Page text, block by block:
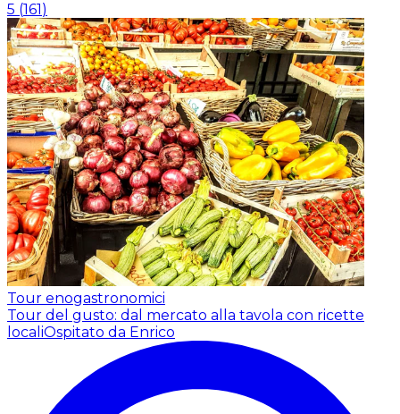
5 (161 )
Tour enogastronomici
Tour del gusto: dal mercato alla tavola con ricette
localiOspitato da Enrico